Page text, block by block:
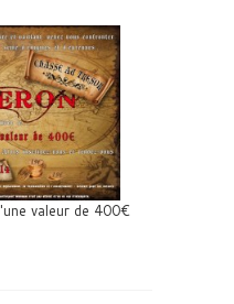
valeur de 400€